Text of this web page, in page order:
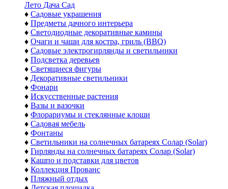
Лето Дача Сад
♦ Садовые украшения
♦ Предметы дачного интерьера
♦ Светодиодные декоративные камины
♦ Очаги и чаши для костра, гриль (BBQ)
♦ Садовые электрогирлянды и светильники
♦ Подсветка деревьев
♦ Светящиеся фигуры
♦ Декоративные светильники
♦ Фонари
♦ Искусственные растения
♦ Вазы и вазочки
♦ Флорариумы и стеклянные клоши
♦ Садовая мебель
♦ Фонтаны
♦ Светильники на солнечных батареях Солар (Solar)
♦ Гирлянды на солнечных батареях Солар (Solar)
♦ Кашпо и подставки для цветов
♦ Коллекция Прованс
♦ Пляжный отдых